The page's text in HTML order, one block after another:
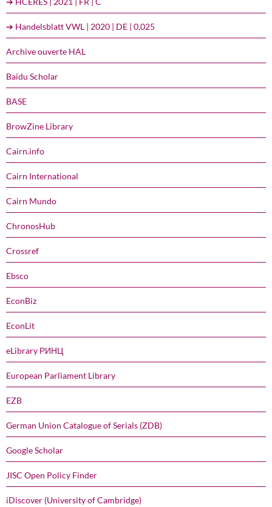
➔ Handelsblatt VWL | 2020 | DE | 0,025
Archive ouverte HAL
Baidu Scholar
BASE
BrowZine Library
Cairn.info
Cairn International
Cairn Mundo
ChronosHub
Crossref
Ebsco
EconBiz
EconLit
eLibrary РИНЦ
European Parliament Library
EZB
German Union Catalogue of Serials (ZDB)
Google Scholar
JISC Open Policy Finder
iDiscover (University of Cambridge)